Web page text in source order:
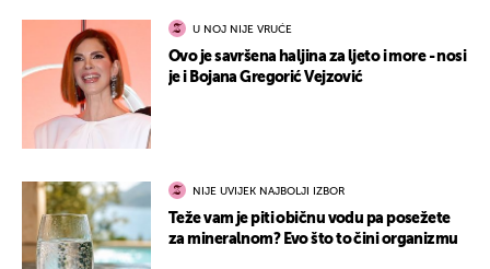
U NOJ NIJE VRUĆE
Ovo je savršena haljina za ljeto i more - nosi
je i Bojana Gregorić Vejzović
NIJE UVIJEK NAJBOLJI IZBOR
Teže vam je piti običnu vodu pa posežete
za mineralnom? Evo što to čini organizmu